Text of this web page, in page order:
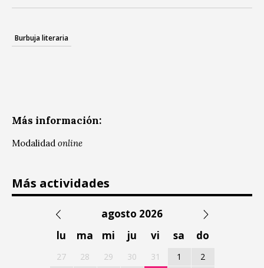
Burbuja literaria
Más información:
Modalidad online
Más actividades
agosto 2026
lu
ma mi ju vi sa do
27 28 29 30 31 1
2